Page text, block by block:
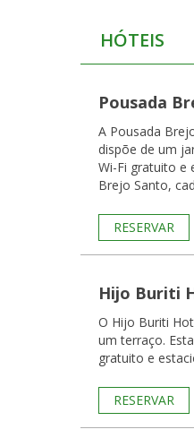
HÓTEIS
Pousada
A Pousada
dispõe de um
Wi-Fi gratuito e
Brejo Santo,
RESERVAR
Hijo Buriti
O Hijo Buriti
um terraço.
gratuito e
RESERVAR